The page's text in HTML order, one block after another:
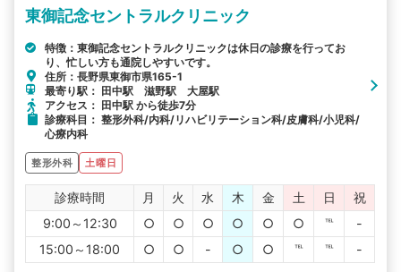
東御記念セントラルクリニック
特徴：東御記念セントラルクリニックは休日の診療を行ってお
り、忙しい方も通院しやすいです。
住所：長野県東御市県165-1
最寄り駅： 田中駅 滋野駅 大屋駅
アクセス： 田中駅 から徒歩7分
診療科目： 整形外科/内科/リハビリテーション科/皮膚科/小児科/
心療内科
整形外科 土曜日
診療時間 月 火 水 木 金 土 日
祝
9:00～12:30
○ ○ ○ ○ ○ ○ ℡
-
15:00～18:00
○ ○ - ○ ○ ℡ ℡ -